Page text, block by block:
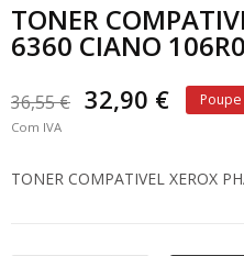
TONER
6360 CIANO
36,55 € 32,90 € Poupe
Com IVA
TONER COMPATIVEL XEROX